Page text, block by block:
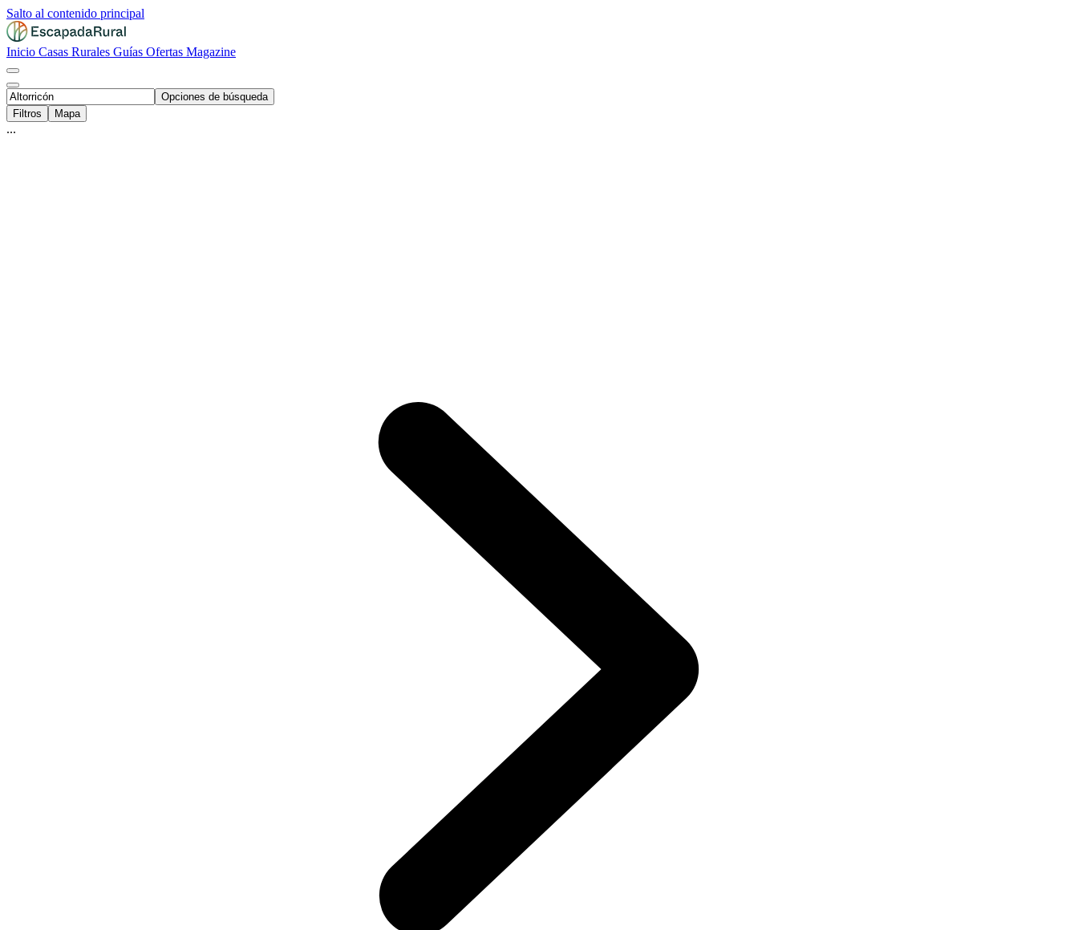
Salto al contenido principal
Inicio Casas Rurales Guías Ofertas Magazine
Opciones de búsqueda
Filtros
Mapa
...